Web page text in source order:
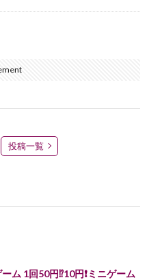
投稿一覧
ム 1回50円⁉️10円❗️ミニゲーム